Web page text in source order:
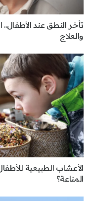
تأخر النطق عند
والعلاج
الأعشاب الطبيعية
المناعة؟